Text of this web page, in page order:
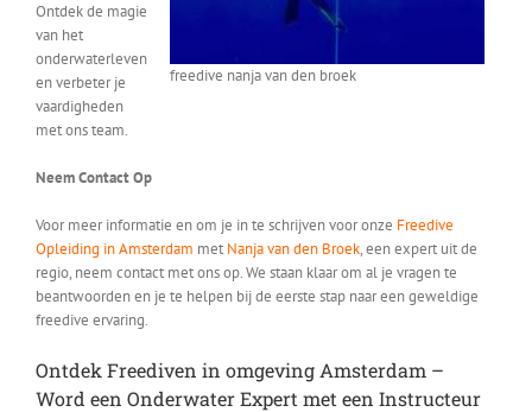
freedive nanja van den broek
Ontdek de magie
van het
onderwaterleven
en verbeter je
vaardigheden
met ons team.
Neem Contact Op
Voor meer informatie en om je in te schrijven voor onze Freedive
Opleiding in Amsterdam met Nanja van den Broek, een expert uit de
regio, neem contact met ons op. We staan klaar om al je vragen te
beantwoorden en je te helpen bij de eerste stap naar een geweldige
freedive ervaring.
Ontdek Freediven in omgeving Amsterdam –
Word een Onderwater Expert met een Instructeur